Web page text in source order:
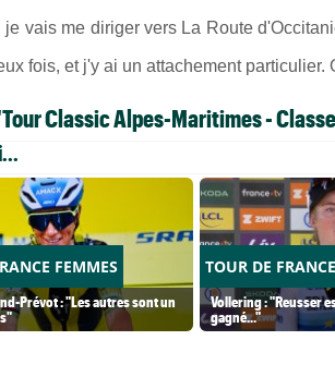
je vais me diriger vers La Route
fois, et j'y ai un attachement particulier.
Classic Alpes-Maritimes -
FEMMES
Prévot : "Les autres sont un
TOUR DE
Vollering : "Reusser
gagné..."